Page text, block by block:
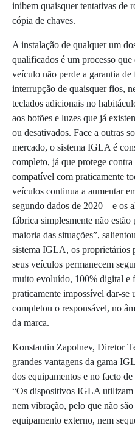
inibem quaisquer tentativas de
cópia de chaves.
A instalação de qualquer um
qualificados é um processo
veículo não perde a garantia de
interrupção de quaisquer fios,
teclados adicionais no
aos botões e luzes que já
ou desativados. Face a outras
mercado, o sistema IGLA é
completo, já que protege
compatível com praticamente
veículos continua a aumentar
segundo dados de 2020 – e os
fábrica simplesmente não estão
maioria das situações”,
sistema IGLA, os proprietários
seus veículos permanecem
muito evoluído, 100% digital e
praticamente impossível dar-se
completou o responsável, no
da marca.
Konstantin Zapolnev, Diretor
grandes vantagens da gama
dos equipamentos e no facto
“Os dispositivos IGLA
nem vibração, pelo que não
equipamento externo, nem